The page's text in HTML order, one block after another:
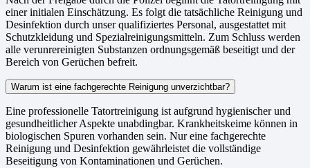
einer initialen Einschätzung. Es folgt die tatsächliche Reinigung und
Desinfektion durch unser qualifiziertes Personal, ausgestattet mit
Schutzkleidung und Spezialreinigungsmitteln. Zum Schluss werden
alle verunrereinigten Substanzen ordnungsgemäß beseitigt und der
Bereich von Gerüchen befreit.
Warum ist eine fachgerechte Reinigung unverzichtbar?
Eine professionelle Tatortreinigung ist aufgrund hygienischer und
gesundheitlicher Aspekte unabdingbar. Krankheitskeime können in
biologischen Spuren vorhanden sein. Nur eine fachgerechte
Reinigung und Desinfektion gewährleistet die vollständige
Beseitigung von Kontaminationen und Gerüchen.